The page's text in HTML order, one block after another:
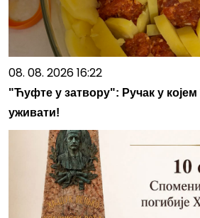
08. 08. 2026 16:22
"Ћуфте у затвору": Ручак у којем
уживати!